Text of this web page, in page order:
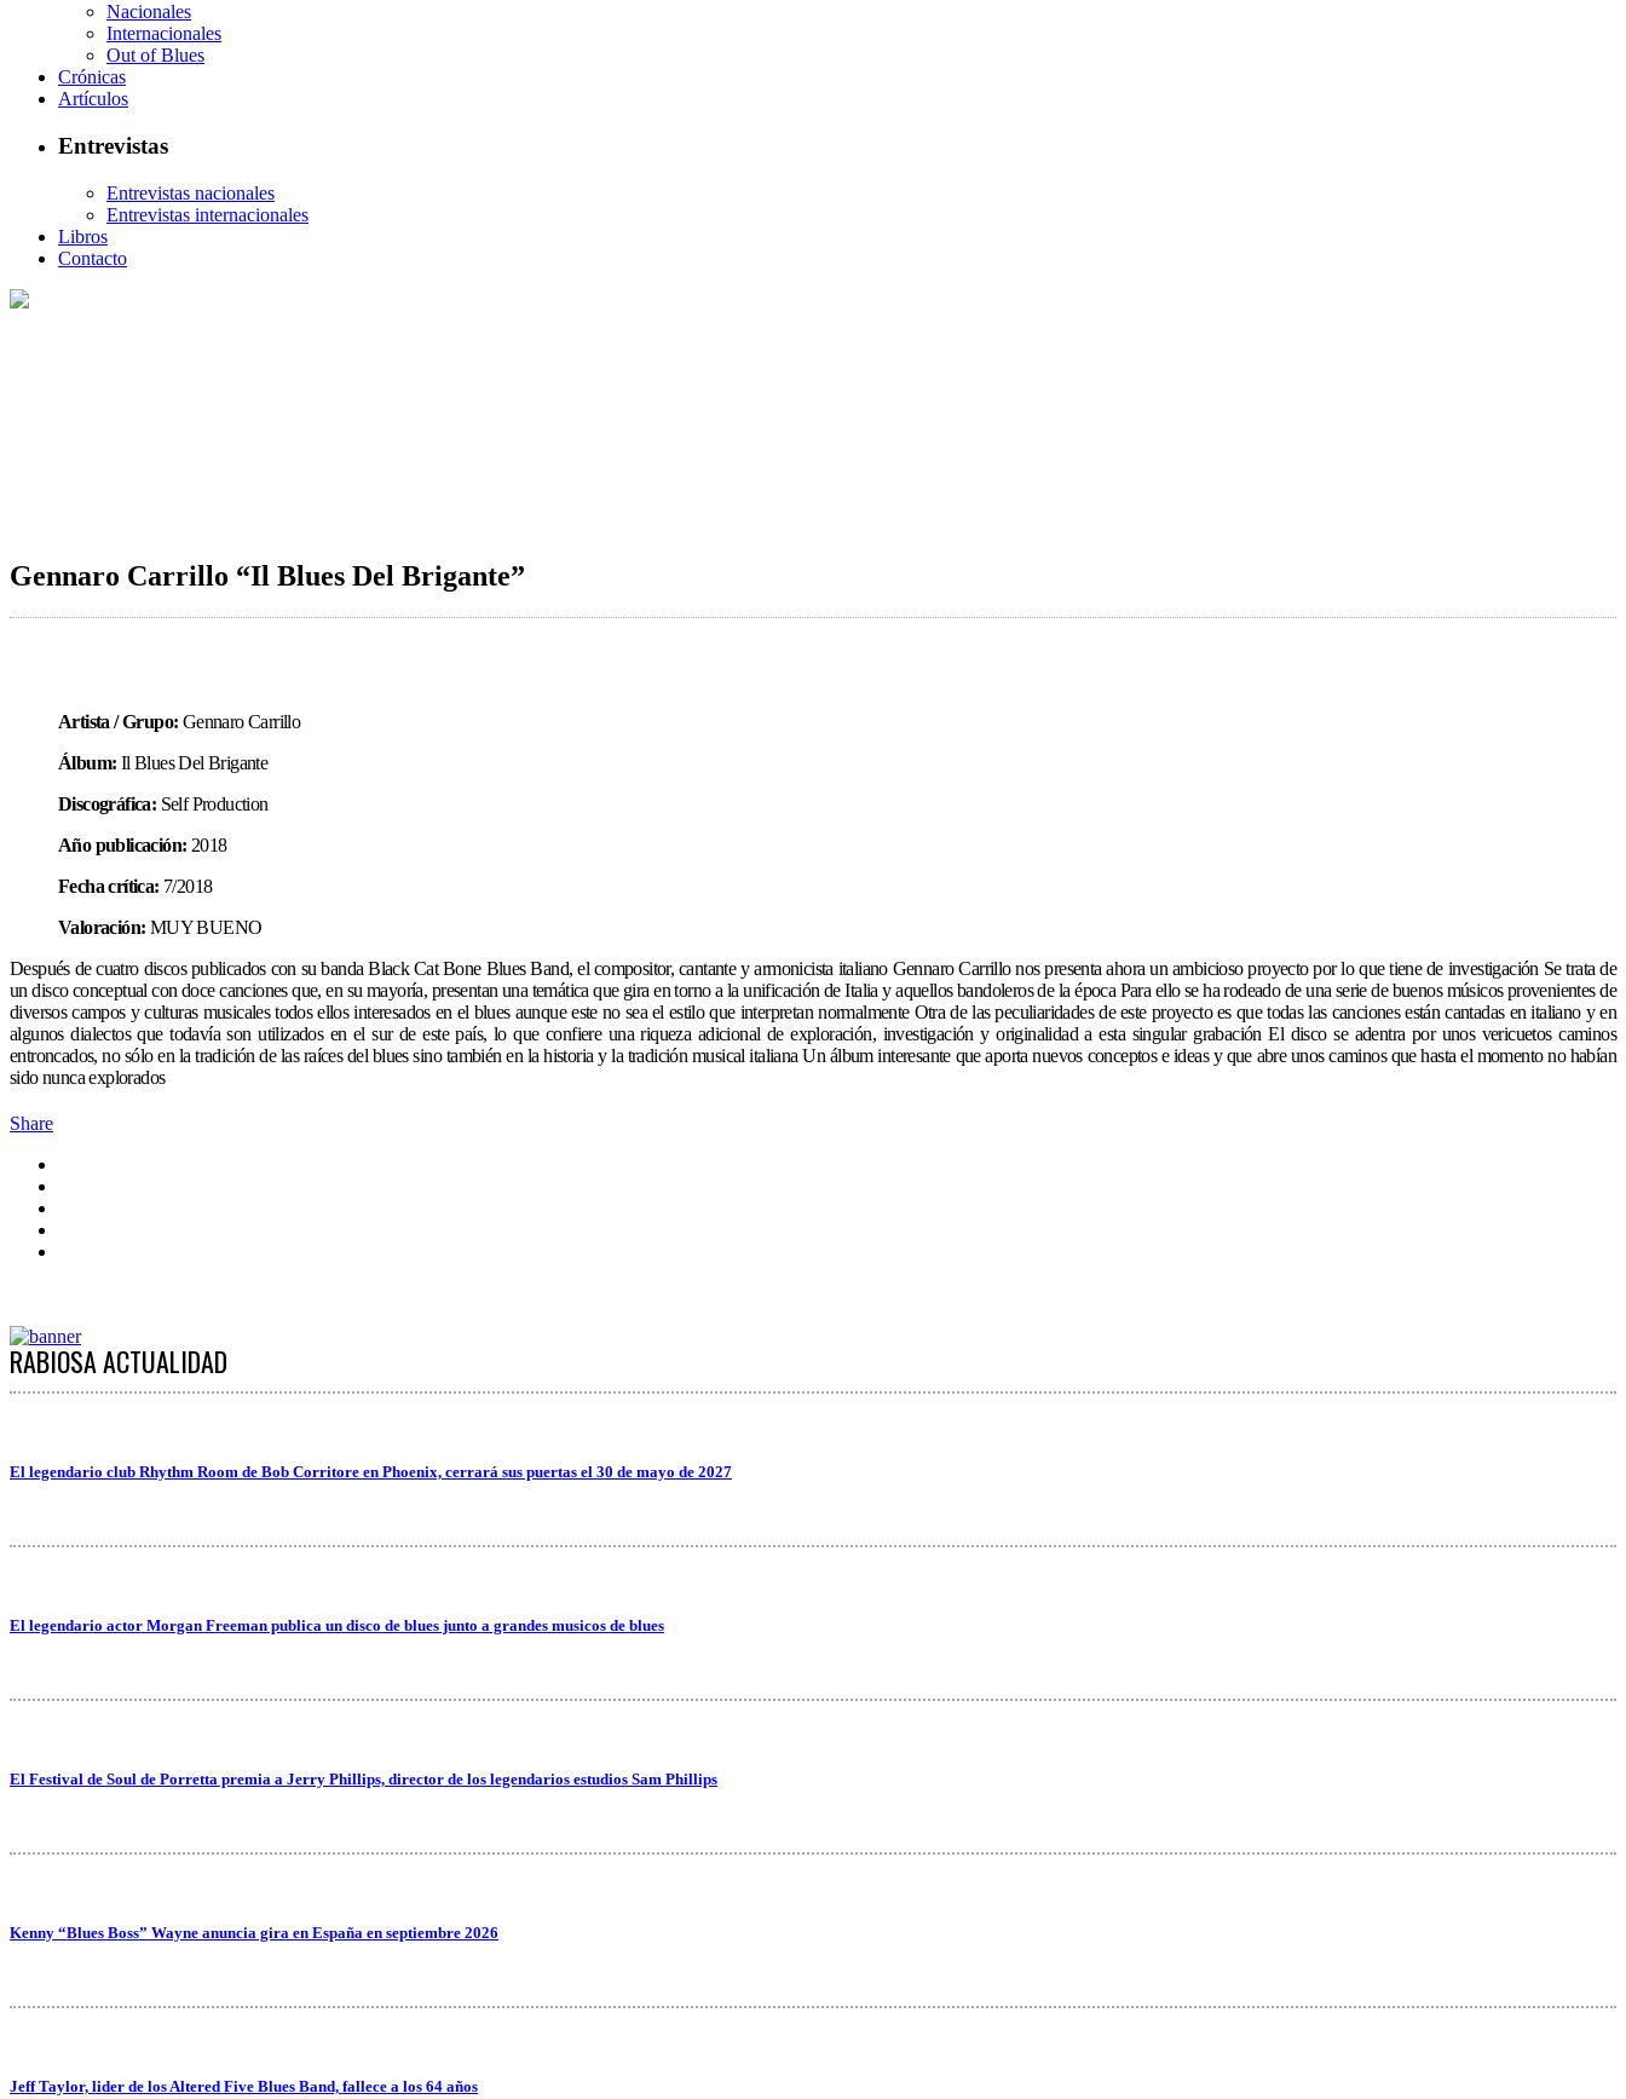
Nacionales
Internacionales
Out of Blues
Crónicas
Artículos
Entrevistas
Entrevistas nacionales
Entrevistas internacionales
Libros
Contacto
Gennaro Carrillo “Il Blues Del Brigante”
Artista / Grupo: Gennaro Carrillo
Álbum: Il Blues Del Brigante
Discográfica: Self Production
Año publicación: 2018
Fecha crítica: 7/2018
Valoración: MUY BUENO
Después de cuatro discos publicados con su banda Black Cat Bone Blues Band, el compositor, cantante y armonicista italiano Gennaro Carrillo nos presenta ahora un ambicioso proyecto por lo que tiene de investigación Se trata de
un disco conceptual con doce canciones que, en su mayoría, presentan una temática que gira en torno a la unificación de Italia y aquellos bandoleros de la época Para ello se ha rodeado de una serie de buenos músicos provenientes de
diversos campos y culturas musicales todos ellos interesados en el blues aunque este no sea el estilo que interpretan normalmente Otra de las peculiaridades de este proyecto es que todas las canciones están cantadas en italiano y en
algunos dialectos que todavía son utilizados en el sur de este país, lo que confiere una riqueza adicional de exploración, investigación y originalidad a esta singular grabación El disco se adentra por unos vericuetos caminos
entroncados, no sólo en la tradición de las raíces del blues sino también en la historia y la tradición musical italiana Un álbum interesante que aporta nuevos conceptos e ideas y que abre unos caminos que hasta el momento no habían
sido nunca explorados
Share
RABIOSA ACTUALIDAD
El legendario club Rhythm Room de Bob Corritore en Phoenix, cerrará sus puertas el 30 de mayo de 2027
El legendario actor Morgan Freeman publica un disco de blues junto a grandes musicos de blues
El Festival de Soul de Porretta premia a Jerry Phillips, director de los legendarios estudios Sam Phillips
Kenny “Blues Boss” Wayne anuncia gira en España en septiembre 2026
Jeff Taylor, lider de los Altered Five Blues Band, fallece a los 64 años